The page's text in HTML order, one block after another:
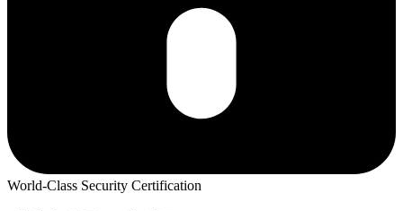
World-Class Security Certification